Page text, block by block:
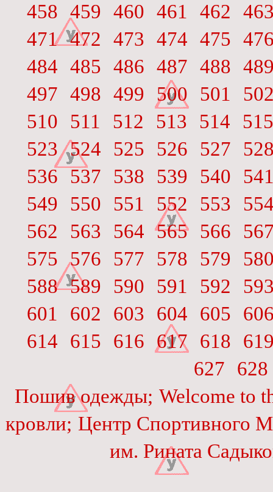
458 459 460 461 462
471 472 473 474 475
484 485 486 487 488
497 498 499 500 501
510
511 512 513 514
515
523 524 525 526 527
536
537 538 539 540
549
550 551 552 553
562
563 564 565 566
575 576 577 578 579
588 589 590 591 592
601
602 603 604 605
614
615 616 617 618
627
628
Пошив одежды; Welcome to
кровли; Центр Спортивного
им. Рината